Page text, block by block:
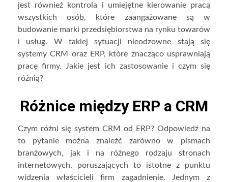
jest również kontrola i umiejętne kierowanie pracą
wszystkich osób, które zaangażowane są w
budowanie marki przedsiębiorstwa na rynku towarów
i usług. W takiej sytuacji nieodzowne stają się
systemy CRM oraz ERP, które znacząco usprawniają
pracę firmy. Jakie jest ich zastosowanie i czym się
różnią?
Różnice między ERP a CRM
Czym różni się system CRM od ERP? Odpowiedź na
to pytanie można znaleźć zarówno w pismach
branżowych, jak i na różnego rodzaju stronach
internetowych, poruszających to istotne z punktu
widzenia właścicieli firm zagadnienie. Jednym z